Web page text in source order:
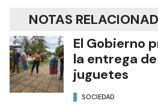
NOTAS
El Gobierno
la entrega
juguetes
SOCIEDAD